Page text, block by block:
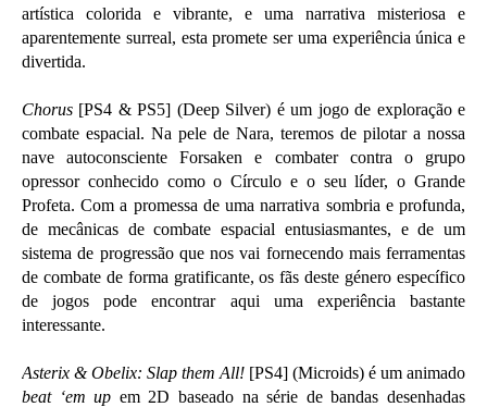
artística colorida e vibrante, e uma narrativa misteriosa e
aparentemente surreal, esta promete ser uma experiência única e
divertida.
Chorus [PS4 & PS5] (Deep Silver) é um jogo de exploração e
combate espacial. Na pele de Nara, teremos de pilotar a nossa
nave autoconsciente Forsaken e combater contra o grupo
opressor conhecido como o Círculo e o seu líder, o Grande
Profeta. Com a promessa de uma narrativa sombria e profunda,
de mecânicas de combate espacial entusiasmantes, e de um
sistema de progressão que nos vai fornecendo mais ferramentas
de combate de forma gratificante, os fãs deste género específico
de jogos pode encontrar aqui uma experiência bastante
interessante.
Asterix & Obelix: Slap them All! [PS4] (Microids) é um animado
beat ‘em up em 2D baseado na série de bandas desenhadas